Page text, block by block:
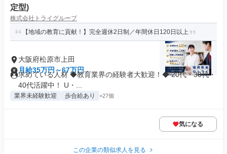
定型)
株式会社トライグループ
【地域の教育に貢献！】完全週休2日制／年間休日120日以上
大阪府松原市上田
月給35万円～67万円
求めている人材 ◆教育業界の経験者大歓迎！◆ 20代・30代・
40代活躍中！ U・...
業界未経験歓迎 歩合給あり +27個
気になる
この企業の類似求人を見る